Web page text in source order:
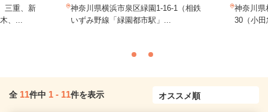
三重、新
、...
神奈川県横浜市泉区緑園1-16-1（相鉄
いずみ野線「緑園都市駅」...
神奈川県
30（小
全 11件中 1 - 11件を表示